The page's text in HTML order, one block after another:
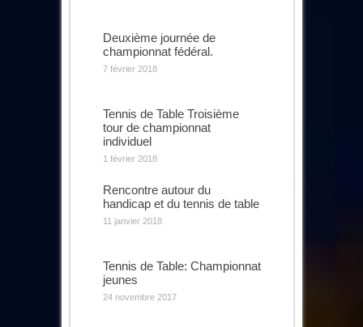
Deuxième journée de
championnat fédéral.
7 février 2018
Tennis de Table Troisième
tour de championnat
individuel
1 février 2018
Rencontre autour du
handicap et du tennis de table
11 janvier 2018
Tennis de Table: Championnat
jeunes
24 novembre 2017